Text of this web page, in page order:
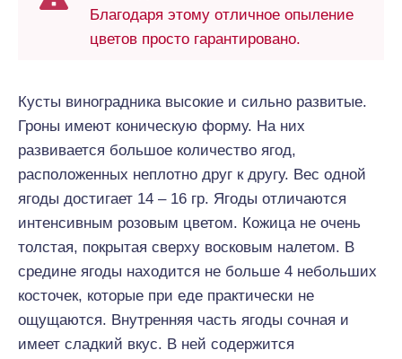
Благодаря этому отличное опыление
цветов просто гарантировано.
Кусты виноградника высокие и сильно развитые.
Гроны имеют коническую форму. На них
развивается большое количество ягод,
расположенных неплотно друг к другу. Вес одной
ягоды достигает 14 – 16 гр. Ягоды отличаются
интенсивным розовым цветом. Кожица не очень
толстая, покрытая сверху восковым налетом. В
средине ягоды находится не больше 4 небольших
косточек, которые при еде практически не
ощущаются. Внутренняя часть ягоды сочная и
имеет сладкий вкус. В ней содержится